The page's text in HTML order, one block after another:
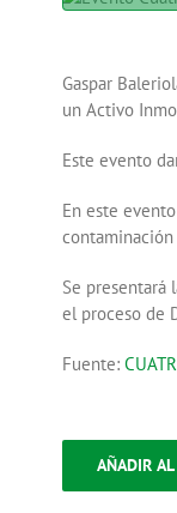
Gaspar
un Activo
Este evento
En este
Se presentará
el proceso de
Fuente:
AÑADIR